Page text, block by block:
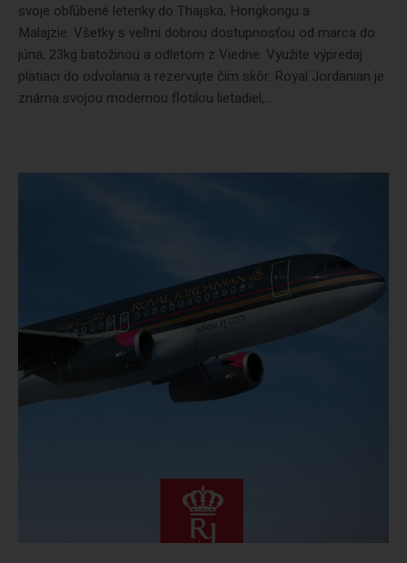
svoje obľúbené letenky do Thajska, Hongkongu a
Malajzie. Všetky s veľmi dobrou dostupnosťou od marca do
júna, 23kg batožinou a odletom z Viedne. Využite výpredaj
platiaci do odvolania a rezervujte čím skôr. Royal Jordanian je
známa svojou modernou flotilou lietadiel,...